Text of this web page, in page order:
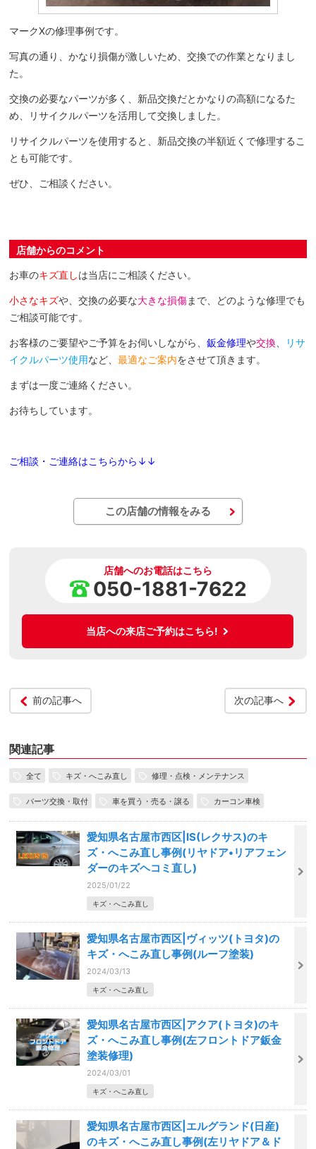
マークXの修理事例です。
写真の通り、かなり損傷が激しいため、交換での作業となりまし
た。
交換の必要なパーツが多く、新品交換だとかなりの高額になるた
め、リサイクルパーツを活用して交換しました。
リサイクルパーツを使用すると、新品交換の半額近くで修理するこ
とも可能です。
ぜひ、ご相談ください。
店舗からのコメント
お車のキズ直しは当店にご相談ください。
小さなキズや、交換の必要な大きな損傷まで、どのような修理でも
ご相談可能です。
お客様のご要望やご予算をお伺いしながら、鈑金修理や交換、
リサ
イクルパーツ使用など、最適なご案内をさせて頂きます。
まずは一度ご連絡ください。
お待ちしています。
ご相談・ご連絡はこちらから↓↓
この店舗の情報をみる
店舗へのお電話はこちら
050-1881-7622
当店への来店ご予約はこちら!
前の記事へ 次の記事へ
関連記事
全て キズ・へこみ直し 修理・点検・メンテナンス
パーツ交換・取付 車を買う・売る・譲る カーコン車検
愛知県名古屋市西区|IS(レクサス)のキ
ズ・へこみ直し事例(リヤドア•リアフェン
ダーのキズヘコミ直し)
2025/01/22
キズ・へこみ直し
愛知県名古屋市西区|ヴィッツ(トヨタ)の
キズ・へこみ直し事例(ルーフ塗装)
2024/03/13
キズ・へこみ直し
愛知県名古屋市西区|アクア(トヨタ)のキ
ズ・へこみ直し事例(左フロントドア鈑金
塗装修理)
2024/03/01
キズ・へこみ直し
愛知県名古屋市西区|エルグランド(日産)
のキズ・へこみ直し事例(左リヤドア＆ド